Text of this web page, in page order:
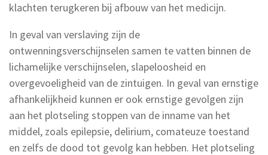
klachten terugkeren bij afbouw van het medicijn.
In geval van verslaving zijn de
ontwenningsverschijnselen samen te vatten binnen de
lichamelijke verschijnselen, slapeloosheid en
overgevoeligheid van de zintuigen. In geval van ernstige
afhankelijkheid kunnen er ook ernstige gevolgen zijn
aan het plotseling stoppen van de inname van het
middel, zoals epilepsie, delirium, comateuze toestand
en zelfs de dood tot gevolg kan hebben. Het plotseling